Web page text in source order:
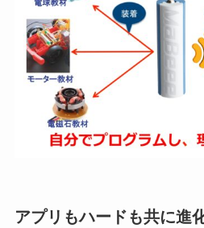
アプリもハードも共に進